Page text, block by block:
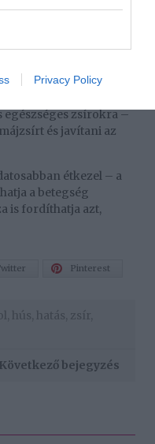
Privacy Policy
finomított
magas sótartalmú
egészséges zsírokra –
és javítani az
étkezel – a
a betegség
is fordíthatja azt,
Pinterest
hús hatás zsír
Következő bejegyzés